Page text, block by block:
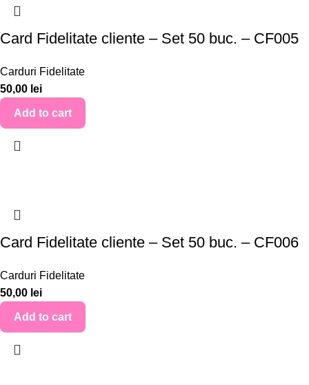
Card Fidelitate cliente – Set 50 buc. – CF005
Carduri Fidelitate
50,00 lei
Add to cart
Card Fidelitate cliente – Set 50 buc. – CF006
Carduri Fidelitate
50,00 lei
Add to cart